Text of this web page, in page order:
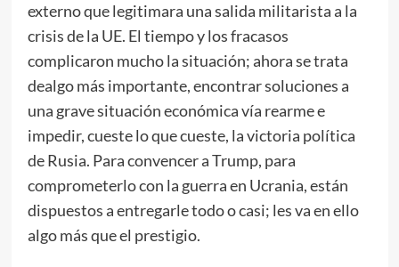
externo que legitimara una salida militarista a la
crisis de la UE. El tiempo y los fracasos
complicaron mucho la situación; ahora se trata
dealgo más importante, encontrar soluciones a
una grave situación económica vía rearme e
impedir, cueste lo que cueste, la victoria política
de Rusia. Para convencer a Trump, para
comprometerlo con la guerra en Ucrania, están
dispuestos a entregarle todo o casi; les va en ello
algo más que el prestigio.